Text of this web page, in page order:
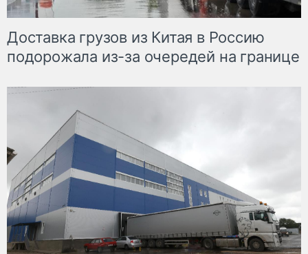
Доставка грузов из Китая в Россию
подорожала из-за очередей на границе